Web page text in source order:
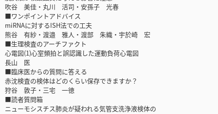
吹谷 美佳・丸川 活司・安孫子 光春
■ワンポイントアドバイス
miRNAに対するISH法での工夫
熊谷 有紗・渡邉 雅人・渡部 朱織・宇於崎 宏
■生理検査のアーチファクト
心電図(1)心室頻拍と誤認識した運動負荷心電図
長山 医
■臨床医からの質問に答える
赤沈検査の検体はどのくらい保存できますか？
狩谷 敦子・三宅 一徳
■読者質問箱
ニューモシスチス肺炎が疑われる気管支洗浄液検体の